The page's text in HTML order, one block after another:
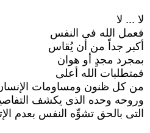
لا ... لا
فعمل الله فى النفس
أكبر جداً من أن يُقاس
بمجرد مجدٍ أو هوان
فمتطلبات الله أعلى
من كل ظنون ومساومات
وروحه وحده الذى يكشف
التى بالحق تشوِّه النفس بعدم